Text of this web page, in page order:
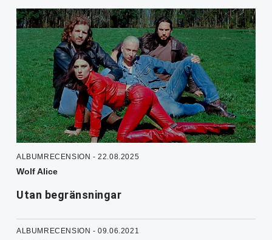
ALBUMRECENSION - 22.08.2025
Wolf Alice
Utan begränsningar
ALBUMRECENSION - 09.06.2021